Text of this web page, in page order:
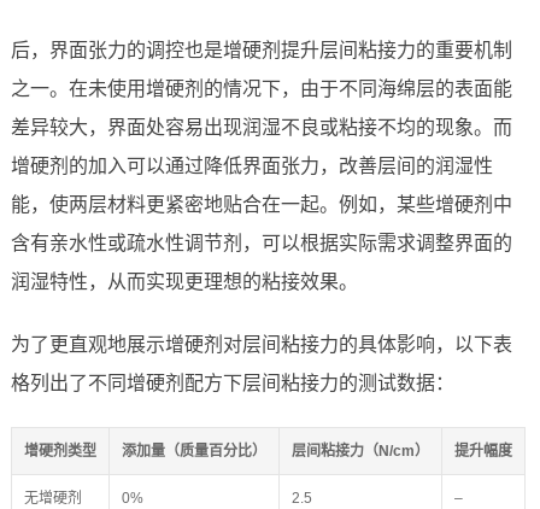
后，界面张力的调控也是增硬剂提升层间粘接力的重要机制
之一。在未使用增硬剂的情况下，由于不同海绵层的表面能
差异较大，界面处容易出现润湿不良或粘接不均的现象。而
增硬剂的加入可以通过降低界面张力，改善层间的润湿性
能，使两层材料更紧密地贴合在一起。例如，某些增硬剂中
含有亲水性或疏水性调节剂，可以根据实际需求调整界面的
润湿特性，从而实现更理想的粘接效果。
为了更直观地展示增硬剂对层间粘接力的具体影响，以下表
格列出了不同增硬剂配方下层间粘接力的测试数据：
增硬剂类型 添加量（质量百分比） 层间粘接力（N/cm） 提升幅度
无增硬剂 0% 2.5 –